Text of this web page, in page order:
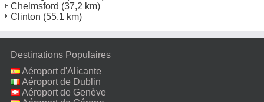
Chelmsford (37,2 km)
Clinton (55,1 km)
Destinations Populaires
Aéroport d'Alicante
Aéroport de Dublin
Aéroport de Genève